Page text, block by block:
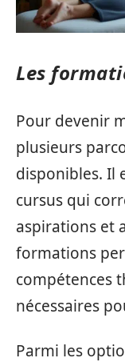
Les
Pour devenir
plusieurs
disponibles. Il
cursus qui
aspirations et
formations
compétences
nécessaires
Parmi les